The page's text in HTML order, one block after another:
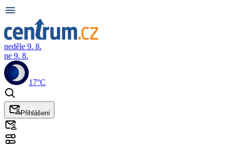
neděle 9. 8.
ne 9. 8.
17°C
Přihlášení